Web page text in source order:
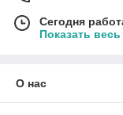
Сегодня
Показать
О нас